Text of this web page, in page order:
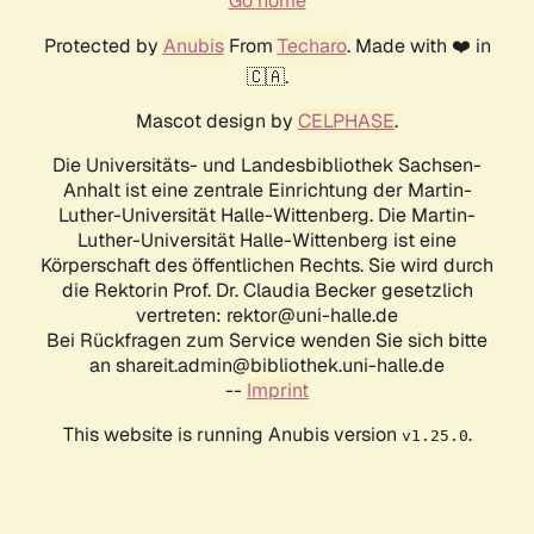
Protected by AnubisFrom Techaro. Made with ❤️ in
🇨🇦.
Mascot design by CELPHASE.
Die Universitäts- und Landesbibliothek Sachsen-
Anhalt ist eine zentrale Einrichtung der Martin-
Luther-Universität Halle-Wittenberg. Die Martin-
Luther-Universität Halle-Wittenberg ist eine
Körperschaft des öffentlichen Rechts. Sie wird durch
die Rektorin Prof. Dr. Claudia Becker gesetzlich
vertreten: rektor@uni-halle.de
Bei Rückfragen zum Service wenden Sie sich bitte
an shareit.admin@bibliothek.uni-halle.de
-- Imprint
This website is running Anubis version v1.25.0.